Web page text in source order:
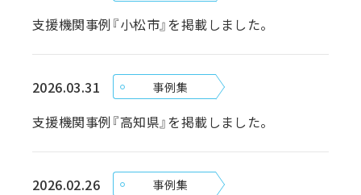
支援機関事例『小松市』を掲載しました。
2026.03.31 事例集
支援機関事例『高知県』を掲載しました。
2026.02.26 事例集